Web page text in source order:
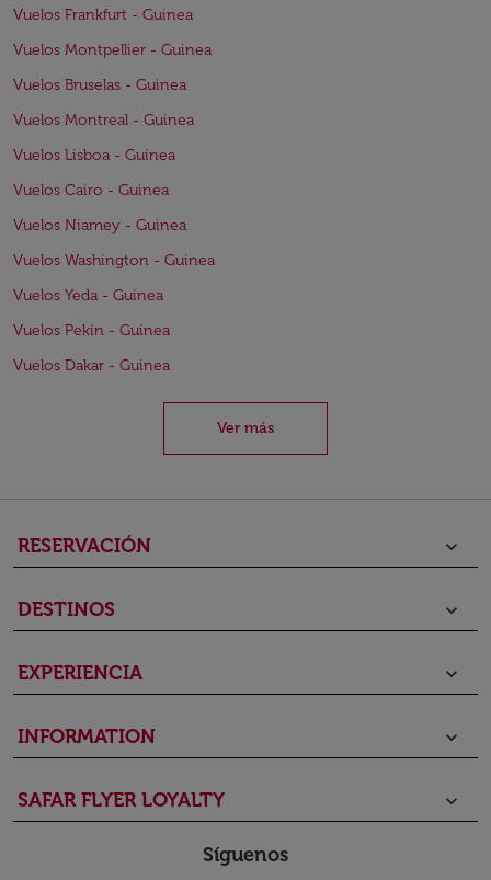
Vuelos Frankfurt - Guinea
Vuelos Montpellier - Guinea
Vuelos Bruselas - Guinea
Vuelos Montreal - Guinea
Vuelos Lisboa - Guinea
Vuelos Cairo - Guinea
Vuelos Niamey - Guinea
Vuelos Washington - Guinea
Vuelos Yeda - Guinea
Vuelos Pekín - Guinea
Vuelos Dakar - Guinea
Ver más
RESERVACIÓN keyboard_arrow_down
DESTINOS keyboard_arrow_down
EXPERIENCIA keyboard_arrow_down
INFORMATION keyboard_arrow_down
SAFAR FLYER LOYALTY keyboard_arrow_down
Síguenos